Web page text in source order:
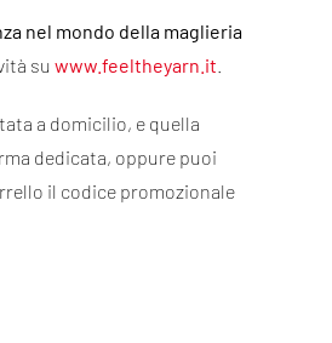
nel mondo della maglieria
su www.feeltheyarn.it
a domicilio, e quella
dedicata, oppure puoi
il codice promozionale